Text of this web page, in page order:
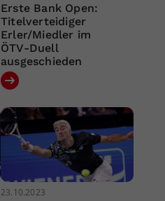
Erste Bank Open:
Titelverteidiger
Erler/Miedler im
ÖTV-Duell
ausgeschieden
23.10.2023